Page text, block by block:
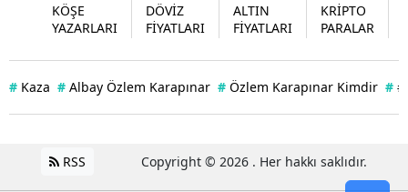
KÖŞE
YAZARLARI
DÖVİZ
FİYATLARI
ALTIN
FİYATLARI
KRİPTO
PARALAR
# Kaza # Albay Özlem Karapınar # Özlem Karapınar Kimdir #
RSS Copyright © 2026 . Her hakkı saklıdır.